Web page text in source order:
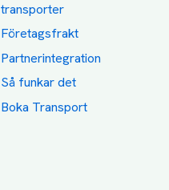
transporter
Företagsfrakt
Partnerintegration
Så funkar det
Boka Transport